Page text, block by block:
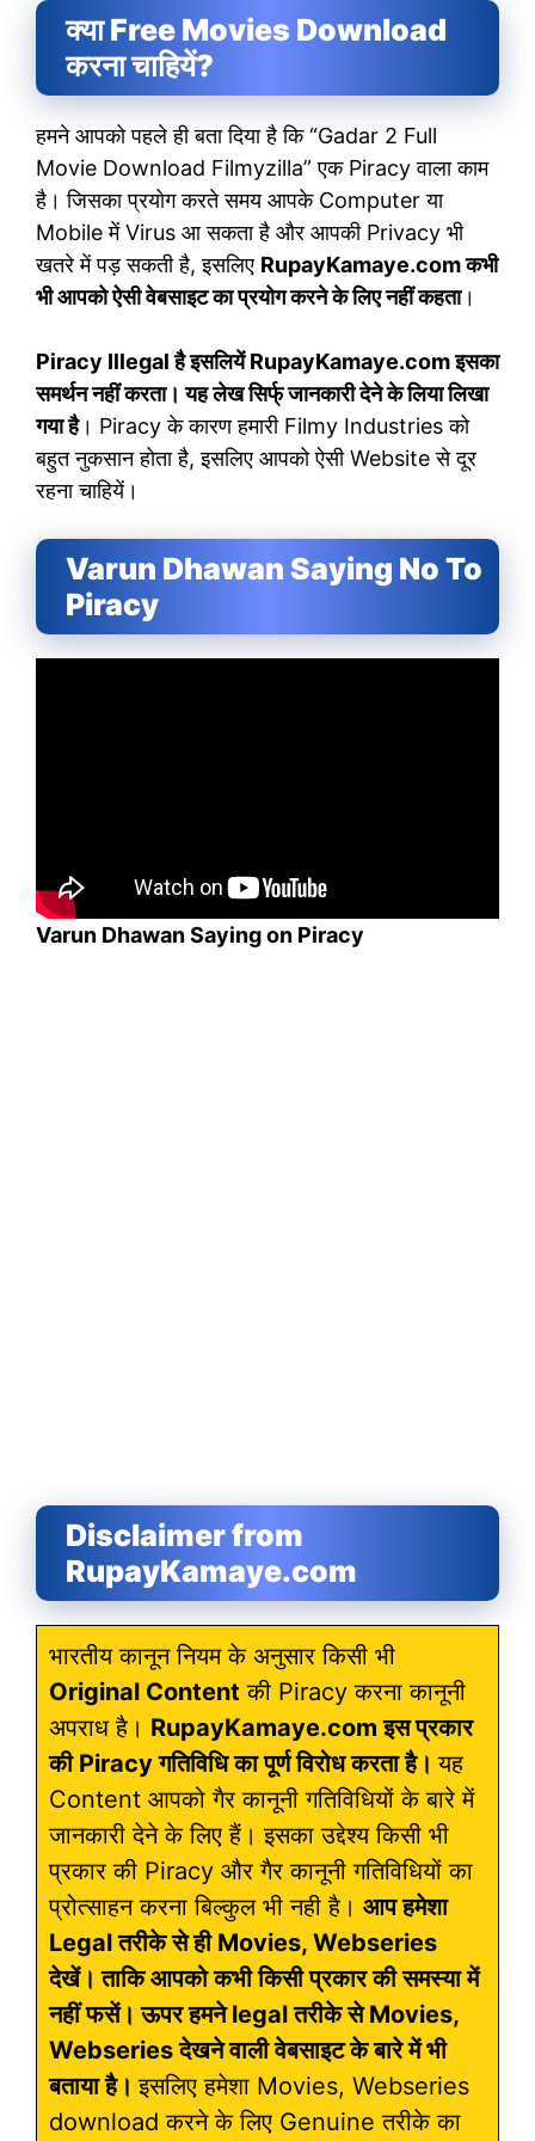
क्या Free Movies Download
करना चाहियें?
हमने आपको पहले ही बता दिया है कि “Gadar 2 Full
Movie Download Filmyzilla” एक Piracy वाला काम
है। जिसका प्रयोग करते समय आपके Computer या
Mobile में Virus आ सकता है और आपकी Privacy भी
खतरे में पड़ सकती है, इसलिए RupayKamaye.com कभी
भी आपको ऐसी वेबसाइट का प्रयोग करने के लिए नहीं कहता।
Piracy Illegal है इसलियें RupayKamaye.com इसका
समर्थन नहीं करता। यह लेख सिर्फ् जानकारी देने के लिया लिखा
गया है। Piracy के कारण हमारी Filmy Industries को
बहुत नुकसान होता है, इसलिए आपको ऐसी Website से दूर
रहना चाहियें।
Varun Dhawan Saying No To
Piracy
Varun Dhawan Saying on Piracy
Disclaimer from
RupayKamaye.com
भारतीय कानून नियम के अनुसार किसी भी
Original Content की Piracy करना कानूनी
अपराध है। RupayKamaye.com इस प्रकार
की Piracy गतिविधि का पूर्ण विरोध करता है।यह
Content आपको गैर कानूनी गतिविधियों के बारे में
जानकारी देने के लिए हैं। इसका उद्देश्य किसी भी
प्रकार की Piracy और गैर कानूनी गतिविधियों का
प्रोत्साहन करना बिल्कुल भी नही है। आप हमेशा
Legal तरीके से ही Movies, Webseries
देखें। ताकि आपको कभी किसी प्रकार की समस्या में
नहीं फसें। ऊपर हमने legal तरीके से Movies,
Webseries देखने वाली वेबसाइट के बारे में भी
बताया है।इसलिए हमेशा Movies, Webseries
download करने के लिए Genuine तरीके का